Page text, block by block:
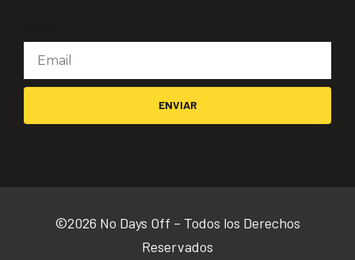
ENVIAR
©2026 No Days Off – Todos los Derechos
Reservados